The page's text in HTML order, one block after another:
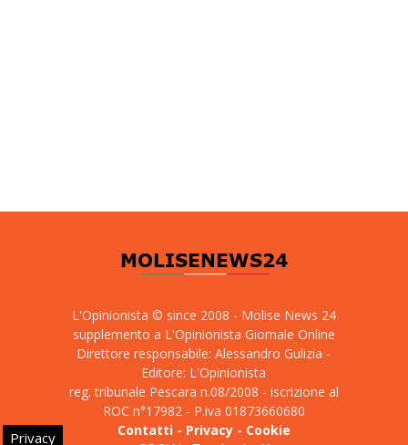
L'Opinionista © since 2008 - Molise News 24
supplemento a L'Opinionista Giornale Online
Direttore responsabile: Alessandro Gulizia -
Editore: L'Opinionista
reg. tribunale Pescara n.08/2008 - iscrizione al
ROC n°17982 - P.iva 01873660680
Contatti- Privacy- Cookie
Privacy